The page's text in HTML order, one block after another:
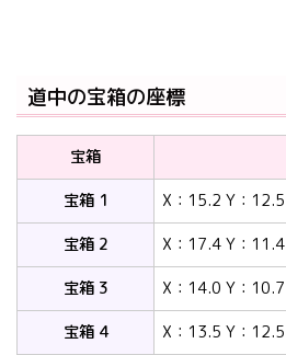
道中の宝箱の座標
宝箱
宝箱 1
X：15.2 Y：12.5
宝箱 2
X：17.4 Y：11.4
宝箱 3
X：14.0 Y：10.7
宝箱 4
X：13.5 Y：12.5